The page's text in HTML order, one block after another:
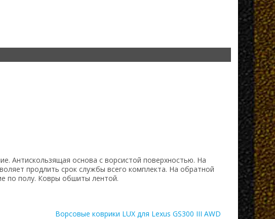
Антискользящая основа с ворсистой поверхностью. На
продлить срок службы всего комплекта. На обратной
по полу. Ковры обшиты лентой.
Ворсовые коврики LUX для Lexus GS300 III AWD